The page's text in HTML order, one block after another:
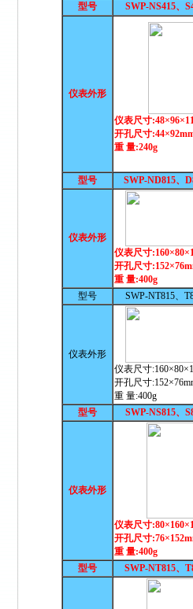
型号 SWP-NS415、
仪表外形
仪表尺寸
开孔尺寸
重 量:240g
型号 SWP-ND815、
仪表外形
仪表尺寸
开孔尺寸
重 量:400g
型号
SWP-NT815、
仪表外形
仪表尺寸
开孔尺寸
重 量:400g
型号
SWP-NS815、
仪表外形
仪表尺寸
开孔尺寸
重 量:400g
型号
SWP-NT815、